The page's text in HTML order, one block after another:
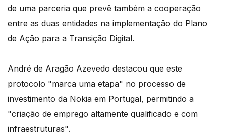
de uma parceria que prevê também a cooperação
entre as duas entidades na implementação do Plano
de Ação para a Transição Digital.
André de Aragão Azevedo destacou que este
protocolo "marca uma etapa" no processo de
investimento da Nokia em Portugal, permitindo a
"criação de emprego altamente qualificado e com
infraestruturas".